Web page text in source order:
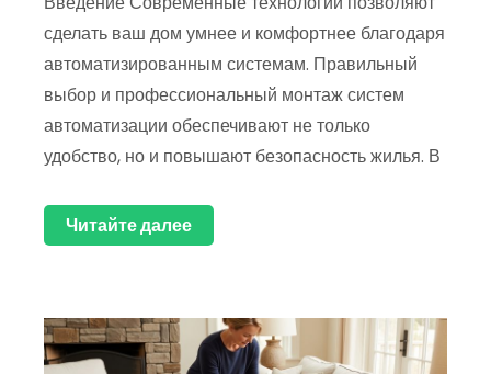
сделать ваш дом умнее и комфортнее благодаря
автоматизированным системам. Правильный
выбор и профессиональный монтаж систем
автоматизации обеспечивают не только
удобство, но и повышают безопасность жилья. В
Читайте далее